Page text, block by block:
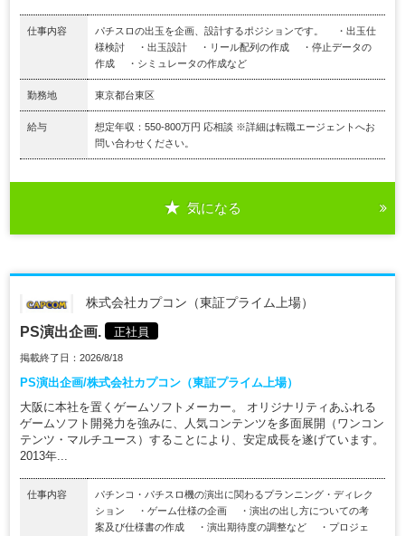
仕事内容
パチスロの出玉を企画、設計するポジションです。 ・出玉仕
様検討 ・出玉設計 ・リール配列の作成 ・停止データの
作成 ・シミュレータの作成など
勤務地 東京都台東区
給与
想定年収：550-800万円 応相談 ※詳細は転職エージェントへお
問い合わせください。
気になる
株式会社カプコン（東証プライム上場）
PS演出企画. 正社員
掲載終了日：2026/8/18
PS演出企画/株式会社カプコン（東証プライム上場）
大阪に本社を置くゲームソフトメーカー。 オリジナリティあふれる
ゲームソフト開発力を強みに、人気コンテンツを多面展開（ワンコン
テンツ・マルチユース）することにより、安定成長を遂げています。
2013年...
仕事内容
パチンコ・パチスロ機の演出に関わるプランニング・ディレク
ション ・ゲーム仕様の企画 ・演出の出し方についての考
案及び仕様書の作成 ・演出期待度の調整など ・プロジェ